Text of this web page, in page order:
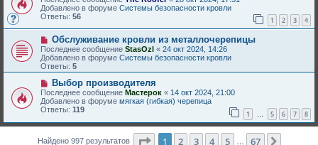
и
е
о
б
щ
е
н
и
е
в
о
е
с
о
о
б
щ
е
н
и
е
Добавлено в форуме Системы безопасности кровли
Ответы: 56 1 2 3 4
Н
о
в
о
е
с
о
б
щ
е
и
Обслуживание кровли из металлочерепицы
Последнее сообщение StasOzl « 24 окт 2024, 14:26
Добавлено в форуме Системы безопасности кровли
Ответы: 5
Н
о
в
о
с
о
Выбор производителя
Последнее сообщение Мастерок « 14 окт 2024, 21:00
Добавлено в форуме мягкая (гибкая) черепица
Ответы: 119 1 … 5 6 7 8
Найдено 997 результатов Страница из 67
1 2 3 4 5 67